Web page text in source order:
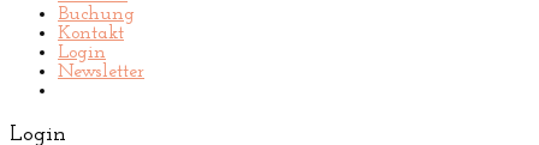
Buchung
Kontakt
Login
Newsletter
Login